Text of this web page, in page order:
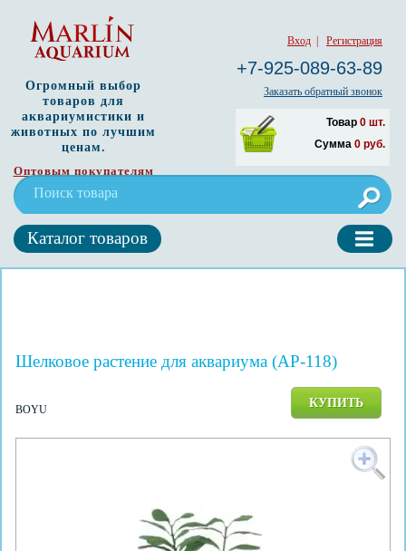
Вход Регистрация
+7-925-089-63-89
Заказать обратный звонок
Товар 0 шт.
Сумма 0 руб.
Огромный выбор
товаров для
аквариумистики и
животных по лучшим
ценам.
Оптовым покупателям
Каталог товаров
Шелковое растение для аквариума (AP-118)
BOYU КУПИТЬ